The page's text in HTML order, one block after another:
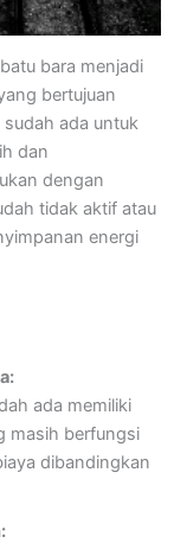
bara menjadi
bertujuan
ada untuk
dan
dengan
tidak aktif atau
energi
ada memiliki
masih berfungsi
dibandingkan